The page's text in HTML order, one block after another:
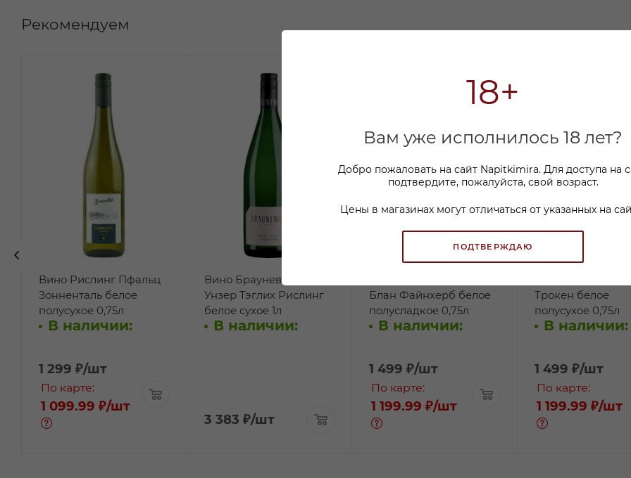
18+
Вам уже исполнилось 18 лет?
Добро пожаловать на сайт Napitkimira. Для доступа на
подтвердите, пожалуйста, свой возраст.
Цены в магазинах могут отличаться от указанных на
ПОДТВЕРЖДАЮ
Рекомендуем
Вино Рислинг Пфальц
Зонненталь белое
полусухое 0,75л
В наличии:
1 299 ₽/шт
По карте:
1 099.99 ₽/шт
Вино Брауневелл
Унзер Тэглих Рислинг
белое сухое 1л
В наличии:
3 383 ₽/шт
Блан Файнхерб белое
полусладкое 0,75л
В наличии:
1 499 ₽/шт
По карте:
1 199.99 ₽/шт
Трокен белое
полусухое 0,75л
В наличии:
1 499 ₽/шт
По карте:
1 199.99 ₽/шт